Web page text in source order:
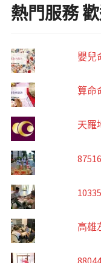
熱門服務
嬰兒
算命
天羅
高雄